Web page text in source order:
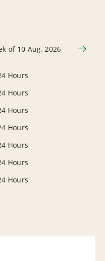
of 10 Aug, 2026
Hours
Hours
Hours
Hours
Hours
Hours
Hours